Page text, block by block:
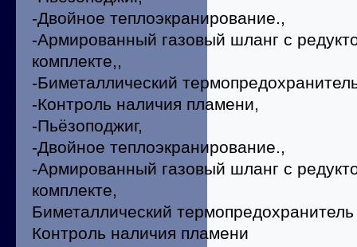
-Двойное теплоэкранирование.,
-Армированный газовый шланг с
комплекте,,
-Биметаллический
-Контроль наличия пламени,
-Пьёзоподжиг,
-Двойное теплоэкранирование.,
-Армированный газовый шланг с
комплекте,
Биметаллический термопредохранитель
Контроль наличия пламени